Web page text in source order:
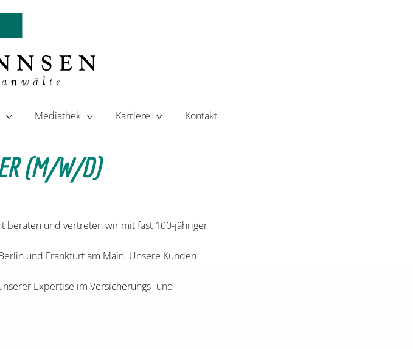
Mediathek Karriere Kontakt
(M/W/D)
beraten und vertreten wir mit fast 100-jähriger
und Frankfurt am Main. Unsere Kunden
Expertise im Versicherungs- und